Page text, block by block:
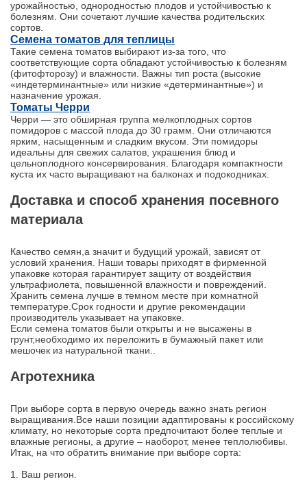
урожайностью, однородностью плодов и устойчивостью к
болезням. Они сочетают лучшие качества родительских
сортов.
Семена томатов для теплицы
Такие семена томатов выбирают из-за того, что
соответствующие сорта обладают устойчивостью к болезням
(фитофторозу) и влажности. Важны тип роста (высокие
«индетерминантные» или низкие «детерминантные») и
назначение урожая.
Томаты Черри
Черри — это обширная группа мелкоплодных сортов
помидоров с массой плода до 30 грамм. Они отличаются
ярким, насыщенным и сладким вкусом. Эти помидоры
идеальны для свежих салатов, украшения блюд и
цельноплодного консервирования. Благодаря компактности
куста их часто выращивают на балконах и подокодниках.
Доставка и способ хранения посевного
материала
Качество семян,а значит и будущий урожай, зависят от
условий хранения. Наши товары приходят в фирменной
упаковке которая гарантирует защиту от воздействия
ультрафиолета, повышенной влажности и повреждений.
Хранить семена лучше в темном месте при комнатной
температуре.Срок годности и другие рекомендации
производитель указывает на упаковке.
Если семена томатов были открыты и не высажены в
грунт,необходимо их переложить в бумажный пакет или
мешочек из натуральной ткани..
Агротехника
При выборе сорта в первую очередь важно знать регион
выращивания.Все наши позиции адаптированы к российскому
климату, но некоторые сорта предпочитают более теплые и
влажные регионы, а другие – наоборот, менее теплолюбивы.
Итак, на что обратить внимание при выборе сорта:
1. Ваш регион.